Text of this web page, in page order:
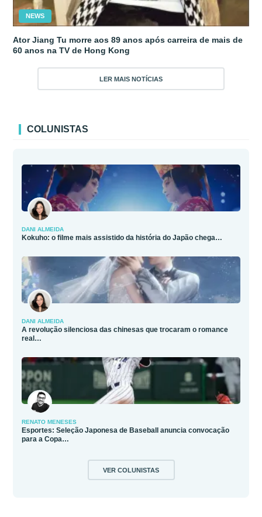
NEWS
Ator Jiang Tu morre aos 89 anos após carreira de mais de
60 anos na TV de Hong Kong
LER MAIS NOTÍCIAS
COLUNISTAS
DANI ALMEIDA
Kokuho: o filme mais assistido da história do Japão chega…
DANI ALMEIDA
A revolução silenciosa das chinesas que trocaram o romance
real…
RENATO MENESES
Esportes: Seleção Japonesa de Baseball anuncia convocação
para a Copa…
VER COLUNISTAS